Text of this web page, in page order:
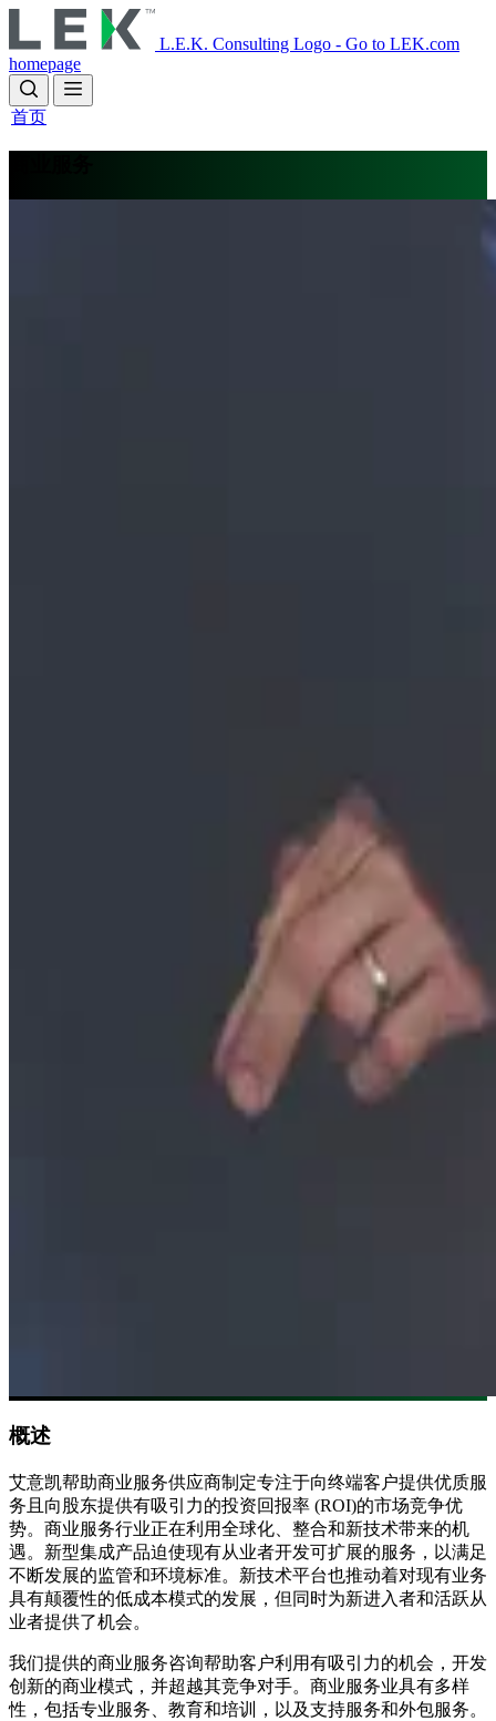
to
main
content
L.E.K. Consulting Logo - Go to LEK.com
homepage
首页
概述
艾意凯帮助商业服务供应商制定专注于向终端客户提供优质服
务且向股东提供有吸引力的投资回报率 (ROI)的市场竞争优
势。商业服务行业正在利用全球化、整合和新技术带来的机
遇。新型集成产品迫使现有从业者开发可扩展的服务，以满足
不断发展的监管和环境标准。新技术平台也推动着对现有业务
具有颠覆性的低成本模式的发展，但同时为新进入者和活跃从
业者提供了机会。
我们提供的商业服务咨询帮助客户利用有吸引力的机会，开发
创新的商业模式，并超越其竞争对手。商业服务业具有多样
性，包括专业服务、教育和培训，以及支持服务和外包服务。